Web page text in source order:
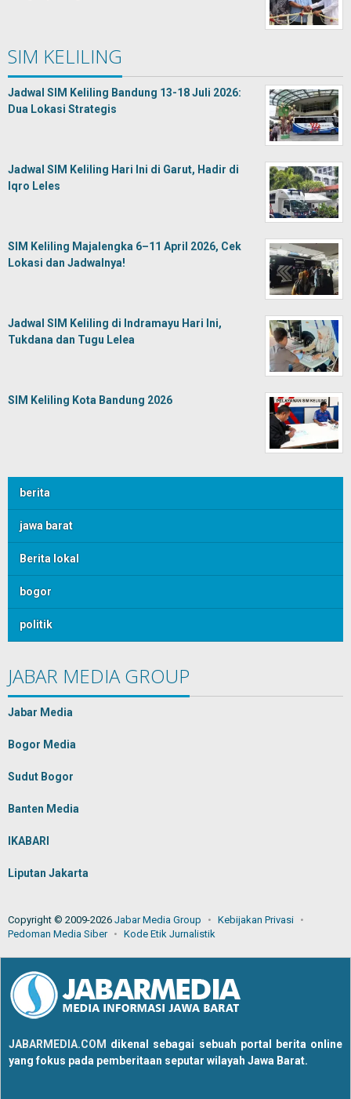
SIM KELILING
Jadwal SIM Keliling Bandung 13-18 Juli 2026:
Dua Lokasi Strategis
Jadwal SIM Keliling Hari Ini di Garut, Hadir di
Iqro Leles
SIM Keliling Majalengka 6–11 April 2026, Cek
Lokasi dan Jadwalnya!
Jadwal SIM Keliling di Indramayu Hari Ini,
Tukdana dan Tugu Lelea
SIM Keliling Kota Bandung 2026
berita
jawa barat
Berita lokal
bogor
politik
JABAR MEDIA GROUP
Jabar Media
Bogor Media
Sudut Bogor
Banten Media
IKABARI
Liputan Jakarta
Copyright © 2009-2026 Jabar Media Group
Kebijakan Privasi
Pedoman Media Siber
Kode Etik Jurnalistik
JABARMEDIA.COM dikenal sebagai sebuah portal berita online
yang fokus pada pemberitaan seputar wilayah Jawa Barat.